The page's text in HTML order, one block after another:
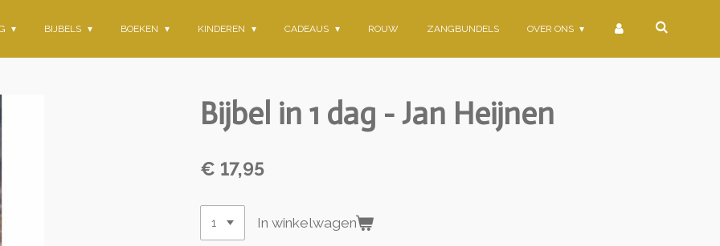
BIJBELS BOEKEN KINDEREN CADEAUS ROUW ZANGBUNDELS OVER ONS
Bijbel in 1 dag - Jan Heijnen
€ 17,95
In winkelwagen